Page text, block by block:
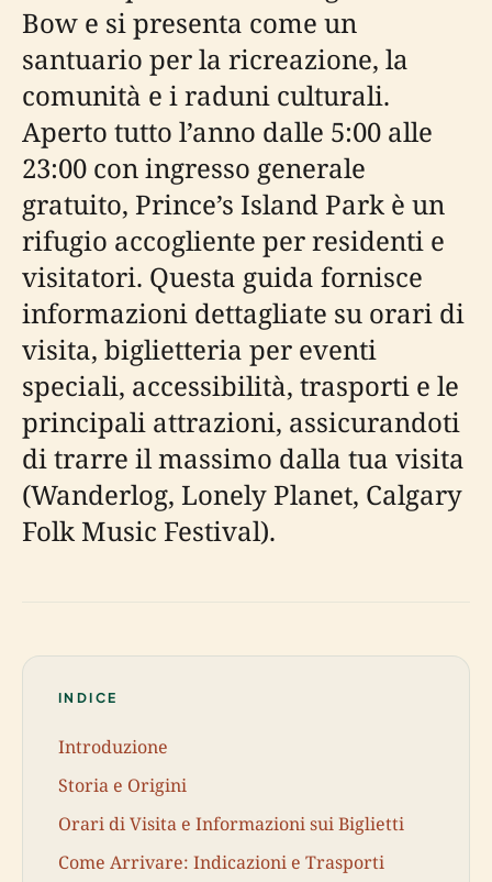
Bow e si presenta come un
santuario per la ricreazione, la
comunità e i raduni culturali.
Aperto tutto l’anno dalle 5:00 alle
23:00 con ingresso generale
gratuito, Prince’s Island Park è un
rifugio accogliente per residenti e
visitatori. Questa guida fornisce
informazioni dettagliate su orari di
visita, biglietteria per eventi
speciali, accessibilità, trasporti e le
principali attrazioni, assicurandoti
di trarre il massimo dalla tua visita
(Wanderlog, Lonely Planet, Calgary
Folk Music Festival).
INDICE
Introduzione
Storia e Origini
Orari di Visita e Informazioni sui Biglietti
Come Arrivare: Indicazioni e Trasporti